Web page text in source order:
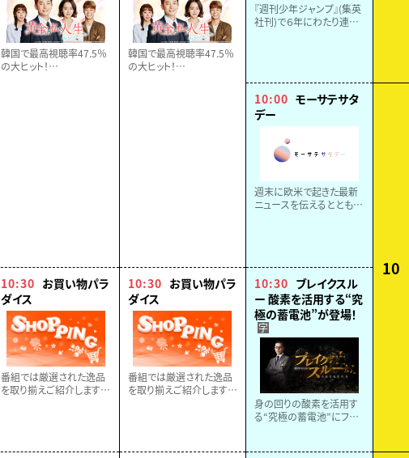
韓国で最高視聴率47.5％
の大ヒット！
10:30 お買い物パラ
ダイス
番組では厳選された逸品
を取り揃えご紹介します。
韓国で最高視聴率47.5％
の大ヒット！
10:30 お買い物パラ
ダイス
番組では厳選された逸品
を取り揃えご紹介します。
『週刊少年ジャンプ』(集英
社刊)で６年にわたり連載、
話を特別放送！
10
10:00 モーサテサタ
デー
週末に欧米で起きた最新
ニュースを伝えるととも
一歩先へ」
10:30 ブレイクスル
ー 酸素を活用する“究
極の蓄電池”が登場！
字
身の回りの酸素を活用す
る“究極の蓄電池”にフォ
相場英雄が迫る。